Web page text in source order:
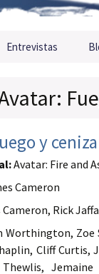
Entrevistas
y ceniza
Avatar: Fire and
Cameron
Rick
Worthington, Zoe
Cliff Curtis,
Thewlis,